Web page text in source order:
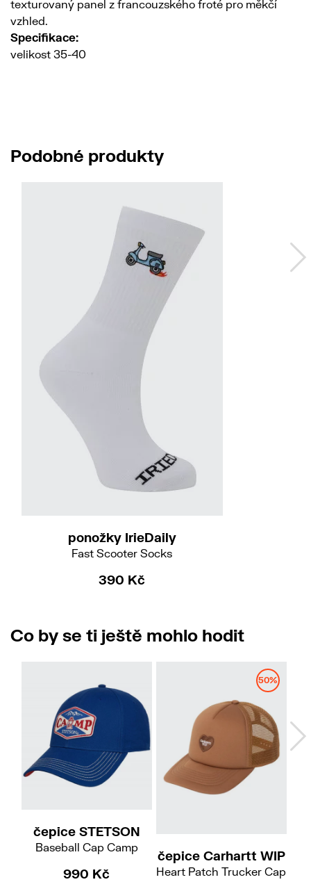
texturovaný panel z francouzského froté pro měkčí
vzhled.
Specifikace:
velikost 35-40
Podobné produkty
ponožky IrieDaily
Fast Scooter Socks
390 Kč
Co by se ti ještě mohlo hodit
čepice STETSON
Baseball Cap Camp
990 Kč
50%
čepice Carhartt WIP
Heart Patch Trucker Cap